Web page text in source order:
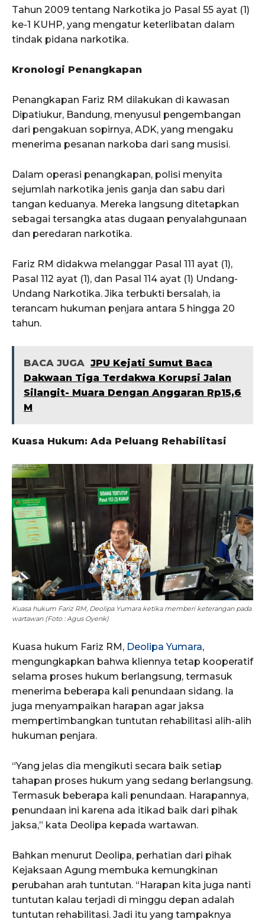
Tahun 2009 tentang Narkotika jo Pasal 55 ayat (1)
ke-1 KUHP, yang mengatur keterlibatan dalam
tindak pidana narkotika.
Kronologi Penangkapan
Penangkapan Fariz RM dilakukan di kawasan
Dipatiukur, Bandung, menyusul pengembangan
dari pengakuan sopirnya, ADK, yang mengaku
menerima pesanan narkoba dari sang musisi.
Dalam operasi penangkapan, polisi menyita
sejumlah narkotika jenis ganja dan sabu dari
tangan keduanya. Mereka langsung ditetapkan
sebagai tersangka atas dugaan penyalahgunaan
dan peredaran narkotika.
Fariz RM didakwa melanggar Pasal 111 ayat (1),
Pasal 112 ayat (1), dan Pasal 114 ayat (1) Undang-
Undang Narkotika. Jika terbukti bersalah, ia
terancam hukuman penjara antara 5 hingga 20
tahun.
BACA JUGA JPU Kejati Sumut Baca
Dakwaan Tiga Terdakwa Korupsi Jalan
Silangit- Muara Dengan Anggaran Rp15,6
M
Kuasa Hukum: Ada Peluang Rehabilitasi
Kuasa hukum Fariz RM, Deolipa Yumara ketika memberi keterangan pada
wartawan (Foto : Agus Oyenk)
Kuasa hukum Fariz RM, Deolipa Yumara,
mengungkapkan bahwa kliennya tetap kooperatif
selama proses hukum berlangsung, termasuk
menerima beberapa kali penundaan sidang. Ia
juga menyampaikan harapan agar jaksa
mempertimbangkan tuntutan rehabilitasi alih-alih
hukuman penjara.
“Yang jelas dia mengikuti secara baik setiap
tahapan proses hukum yang sedang berlangsung.
Termasuk beberapa kali penundaan. Harapannya,
penundaan ini karena ada itikad baik dari pihak
jaksa,” kata Deolipa kepada wartawan.
Bahkan menurut Deolipa, perhatian dari pihak
Kejaksaan Agung membuka kemungkinan
perubahan arah tuntutan. “Harapan kita juga nanti
tuntutan kalau terjadi di minggu depan adalah
tuntutan rehabilitasi. Jadi itu yang tampaknya